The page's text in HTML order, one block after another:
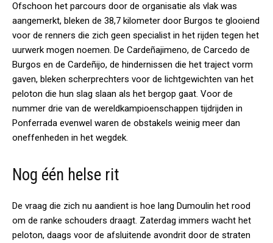
Ofschoon het parcours door de organisatie als vlak was
aangemerkt, bleken de 38,7 kilometer door Burgos te glooiend
voor de renners die zich geen specialist in het rijden tegen het
uurwerk mogen noemen. De Cardeñajimeno, de Carcedo de
Burgos en de Cardeñijo, de hindernissen die het traject vorm
gaven, bleken scherprechters voor de lichtgewichten van het
peloton die hun slag slaan als het bergop gaat. Voor de
nummer drie van de wereldkampioenschappen tijdrijden in
Ponferrada evenwel waren de obstakels weinig meer dan
oneffenheden in het wegdek.
Nog één helse rit
De vraag die zich nu aandient is hoe lang Dumoulin het rood
om de ranke schouders draagt. Zaterdag immers wacht het
peloton, daags voor de afsluitende avondrit door de straten